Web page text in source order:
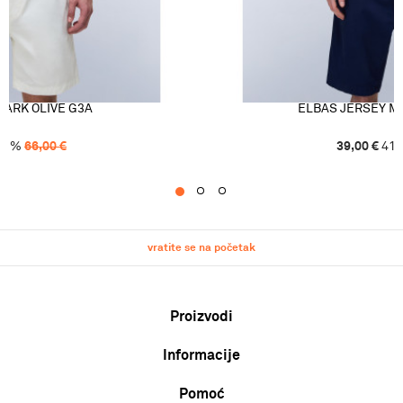
OLIVE G3A
% 66,00€
ELBAS JERSEY
39,00 € 41
vratite se na početak
Proizvodi
Muškarci
Žene
Informacije
O nama
Pomoć